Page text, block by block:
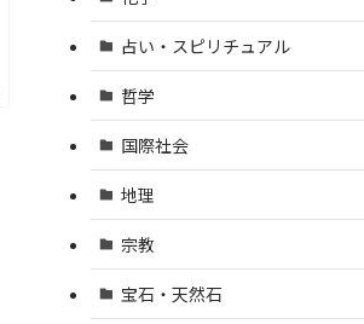
占い・スピリチュアル
哲学
国際社会
地理
宗教
宝石・天然石